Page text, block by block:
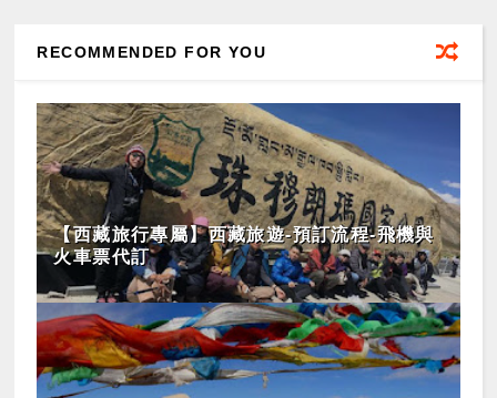
RECOMMENDED FOR YOU
【西藏旅行專屬】西藏旅遊-預訂流程-飛機與
火車票代訂